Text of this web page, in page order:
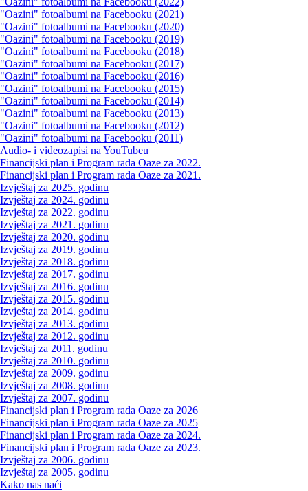
"Oazini" fotoalbumi na Facebooku (2021)
"Oazini" fotoalbumi na Facebooku (2020)
"Oazini" fotoalbumi na Facebooku (2019)
"Oazini" fotoalbumi na Facebooku (2018)
"Oazini" fotoalbumi na Facebooku (2017)
"Oazini" fotoalbumi na Facebooku (2016)
"Oazini" fotoalbumi na Facebooku (2015)
"Oazini" fotoalbumi na Facebooku (2014)
"Oazini" fotoalbumi na Facebooku (2013)
"Oazini" fotoalbumi na Facebooku (2012)
"Oazini" fotoalbumi na Facebooku (2011)
Audio- i videozapisi na YouTubeu
Financijski plan i Program rada Oaze za 2022.
Financijski plan i Program rada Oaze za 2021.
Izvještaj za 2025. godinu
Izvještaj za 2024. godinu
Izvještaj za 2022. godinu
Izvještaj za 2021. godinu
Izvještaj za 2020. godinu
Izvještaj za 2019. godinu
Izvještaj za 2018. godinu
Izvještaj za 2017. godinu
Izvještaj za 2016. godinu
Izvještaj za 2015. godinu
Izvještaj za 2014. godinu
Izvještaj za 2013. godinu
Izvještaj za 2012. godinu
Izvještaj za 2011. godinu
Izvještaj za 2010. godinu
Izvještaj za 2009. godinu
Izvještaj za 2008. godinu
Izvještaj za 2007. godinu
Financijski plan i Program rada Oaze za 2026
Financijski plan i Program rada Oaze za 2025
Financijski plan i Program rada Oaze za 2024.
Financijski plan i Program rada Oaze za 2023.
Izvještaj za 2006. godinu
Izvještaj za 2005. godinu
Kako nas naći